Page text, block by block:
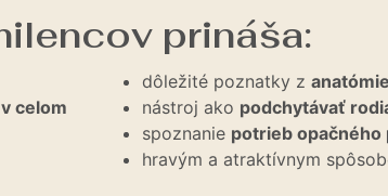
prináša:
celom
dôležité poznatky z
nástroj ako podchytávať
spoznanie potrieb opačného
hravým a atraktívnym